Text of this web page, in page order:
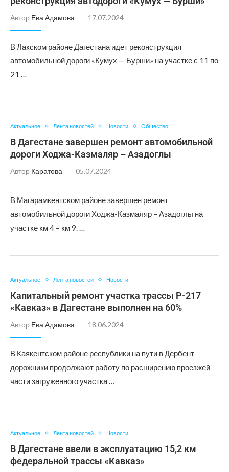
Автор Ева Адамова 17.07.2024
В Лакском районе Дагестана идет реконструкция
автомобильной дороги «Кумух — Бурши» на участке с 11 по
21 …
Актуальное Лента новостей Новости Общество
В Дагестане завершен ремонт автомобильной
дороги Ходжа-Казмаляр – Азадоглы
Автор Каратова 05.07.2024
В Магарамкентском районе завершен ремонт
автомобильной дороги Ходжа-Казмаляр – Азадоглы на
участке км 4 – км 9. …
Актуальное Лента новостей Новости
Капитальный ремонт участка трассы Р-217
«Кавказ» в Дагестане выполнен на 60%
Автор Ева Адамова 18.06.2024
В Каякентском районе республики на пути в Дербент
дорожники продолжают работу по расширению проезжей
части загруженного участка …
Актуальное Лента новостей Новости
В Дагестане ввели в эксплуатацию 15,2 км
федеральной трассы «Кавказ»